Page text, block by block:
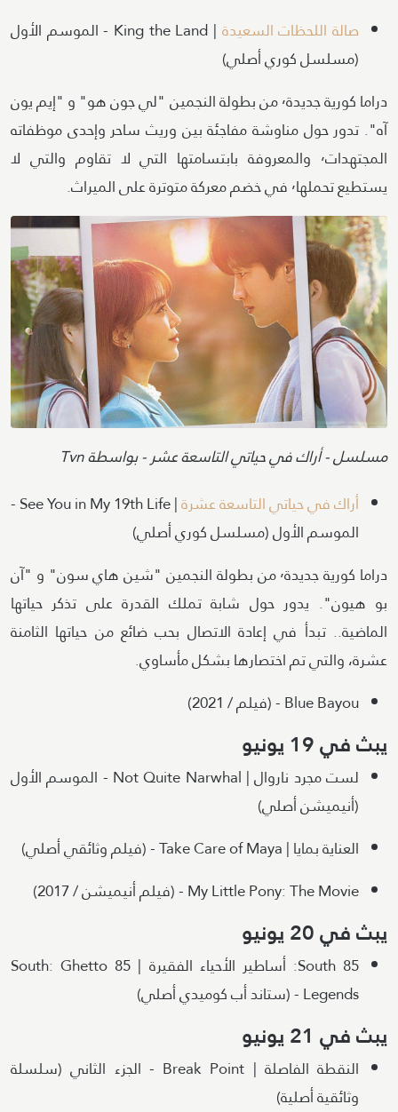
صالة اللحظات السعيدة
| King the Land - الموسم الأول
(مسلسل كوري أصلي)
دراما كورية جديدة٬ من بطولة النجمين "لي جون هو" و "إيم يون
آه". تدور حول مناوشة مفاجئة بين وريث ساحر وإحدى موظفاته
المجتهدات٬ والمعروفة بابتسامتها التي لا تقاوم والتي لا
يستطيع تحملها٬ في خضم معركة متوترة على الميراث.
Image
Attribution
مسلسل - أراك في حياتي التاسعة عشر - بواسطة Tvn
أراك في حياتي التاسعة عشرة
| See You in My 19th Life -
الموسم الأول (مسلسل كوري أصلي)
دراما كورية جديدة٬ من بطولة النجمين "شين هاي سون" و "آن
بو هيون". يدور حول شابة تملك القدرة على تذكر حياتها
الماضية.. تبدأ في إعادة الاتصال بحب ضائع من حياتها الثامنة
عشرة، والتي تم اختصارها بشكل مأساوي.
Blue Bayou - (فيلم / 2021)
يبث في 19 يونيو
لست مجرد ناروال | Not Quite Narwhal - الموسم الأول
(أنيميشن أصلي)
العناية بمايا | Take Care of Maya - (فيلم وثائقي أصلي)
My Little Pony: The Movie - (فيلم أنيميشن / 2017)
يبث في 20 يونيو
85 South: أساطير الأحياء الفقيرة | 85 South: Ghetto
Legends - (ستاند أب كوميدي أصلي)
يبث في 21 يونيو
النقطة الفاصلة | Break Point - الجزء الثاني (سلسلة
وثائقية أصلية)